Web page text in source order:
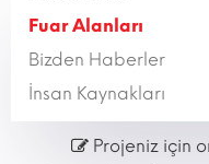
Fuar Alanları
Bizden Haberler
İnsan Kaynakları
Projeniz için